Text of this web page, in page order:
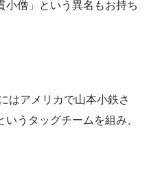
小僧 」という異名もお持ち
はアメリカで山本小鉄さ
いうタッグチームを組み、